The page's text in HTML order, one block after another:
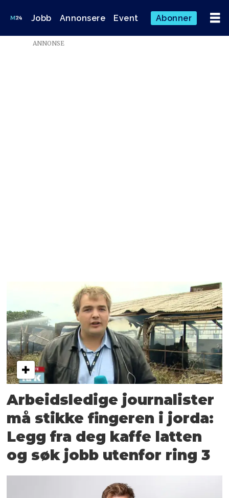
Jobb Annonsere Event Abonner
Emne:
ANNONSE
Arbeidsledige journalister
må stikke fingeren i jorda:
Legg fra deg kaffe latten
og søk jobb utenfor ring 3